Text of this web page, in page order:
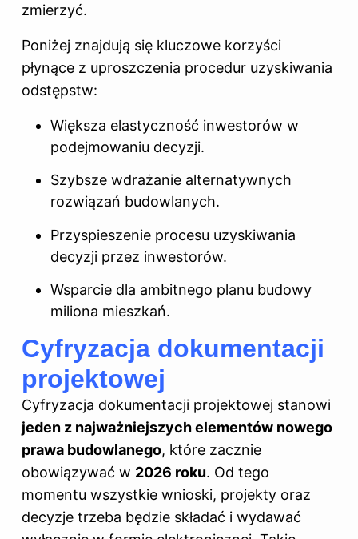
zmierzyć.
Poniżej znajdują się kluczowe korzyści
płynące z uproszczenia procedur uzyskiwania
odstępstw:
Większa elastyczność inwestorów w
podejmowaniu decyzji.
Szybsze wdrażanie alternatywnych
rozwiązań budowlanych.
Przyspieszenie procesu uzyskiwania
decyzji przez inwestorów.
Wsparcie dla ambitnego planu budowy
miliona mieszkań.
Cyfryzacja dokumentacji
projektowej
Cyfryzacja dokumentacji projektowej stanowi
jeden z najważniejszych elementów nowego
prawa budowlanego, które zacznie
obowiązywać w 2026 roku. Od tego
momentu wszystkie wnioski, projekty oraz
decyzje trzeba będzie składać i wydawać